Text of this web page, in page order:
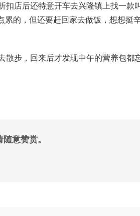
扣店后还特意开车去兴隆镇上找一款
累的，但还要赶回家去做饭，想想挺
散步，回来后才发现中午的营养包都
意赞赏。